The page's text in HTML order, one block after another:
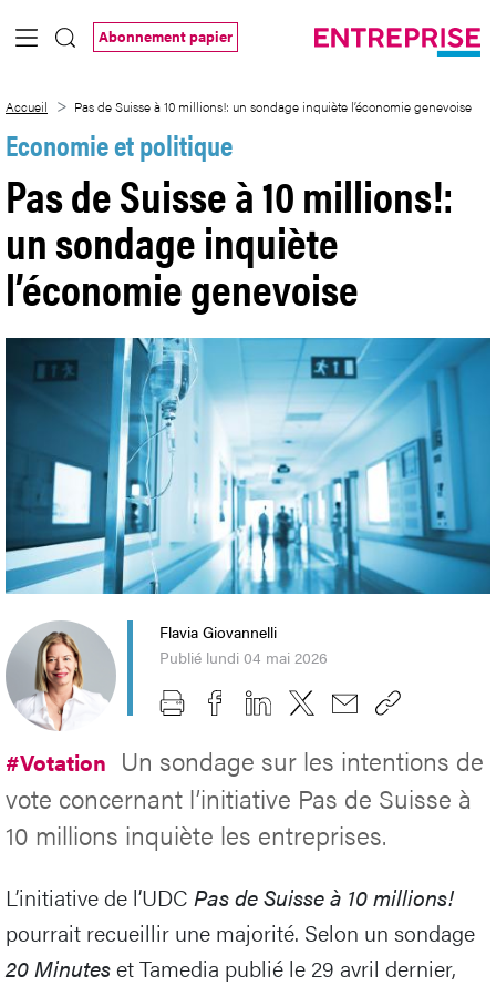
Saut au contenu principal
Abonnement papier
Accueil Pas de Suisse à 10 millions!: un sondage inquiète l’économie genevoise
Economie et politique
Pas de Suisse à 10 millions!:
un sondage inquiète
l’économie genevoise
Flavia Giovannelli
Publié lundi 04 mai 2026
#Votation Un sondage sur les intentions de
vote concernant l’initiative Pas de Suisse à
10 millions inquiète les entreprises.
L’initiative de l’UDC Pas de Suisse à 10 millions!
pourrait recueillir une majorité. Selon un sondage
20 Minuteset Tamedia publié le 29 avril dernier,